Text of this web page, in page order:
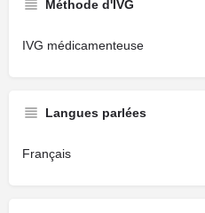
Méthode d'IVG
IVG médicamenteuse
Langues parlées
Français